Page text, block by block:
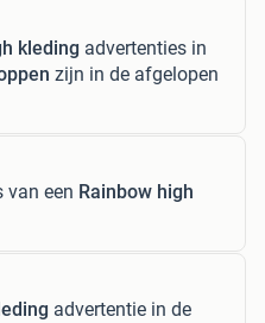
kleding advertenties in
zijn in de afgelopen
van een Rainbow high
advertentie in de